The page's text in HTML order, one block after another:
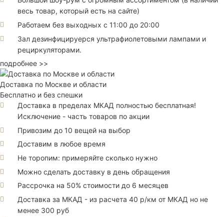
весь товар, который есть на сайте)
Работаем без выходных с 11:00 до 20:00
Зал дезинфицируерся ультрафиолетовыми лампами и
рециркуляторами.
подробнее >>
Доставка по Москве и области
Бесплатно и без спешки
Доставка в пределах МКАД полностью бесплатная!
Исключение - часть товаров по акции
Привозим до 10 вещей на выбор
Доставим в любое время
Не торопим: примеряйте сколько нужно
Можно сделать доставку в день обращения
Рассрочка на 50% стоимости до 6 месяцев
Доставка за МКАД - из расчета 40 р/км от МКАД но не
менее 300 руб